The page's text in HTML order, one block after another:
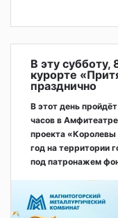
В эту субботу,
курорте
празднично
В этот день
часов в
проекта
год на территории
под патронажем